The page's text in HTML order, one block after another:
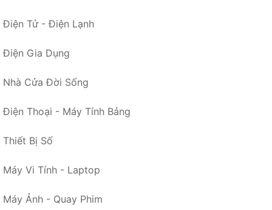
Điện Tử - Điện Lạnh
Điện Gia Dụng
Nhà Cửa Đời Sống
Điện Thoại - Máy Tính Bảng
Thiết Bị Số
Máy Vi Tính - Laptop
Máy Ảnh - Quay Phim